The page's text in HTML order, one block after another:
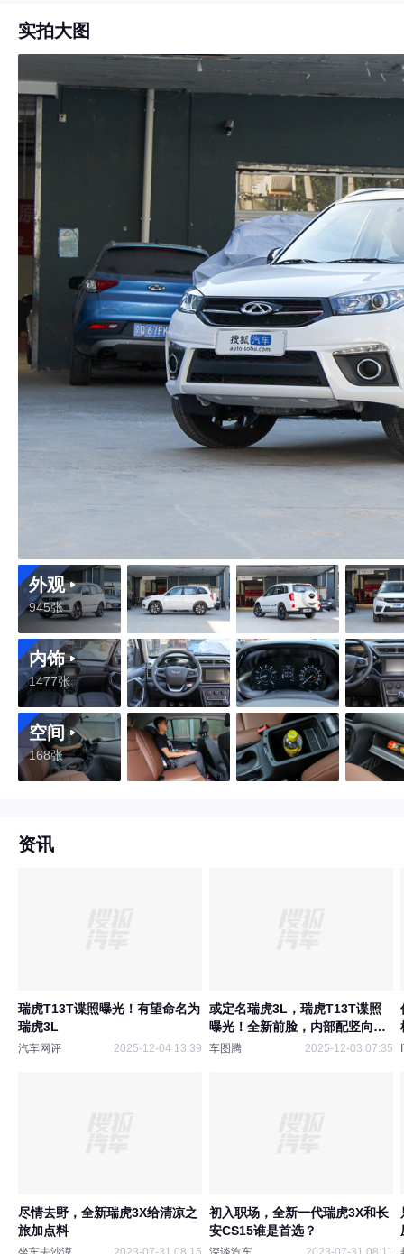
实拍大图
外观
945张
内饰
1477张
空间
168张
资讯
瑞虎T13T谍照曝光！有望命名为
瑞虎3L
汽车网评 2025-12-04 13:39
或定名瑞虎3L，瑞虎T13T谍照
曝光！全新前脸，内部配竖向大
屏
车图腾 2025-12-03 07:35
尽情去野，全新瑞虎3X给清凉之
旅加点料
初入职场，全新一代瑞虎3X和长
安CS15谁是首选？